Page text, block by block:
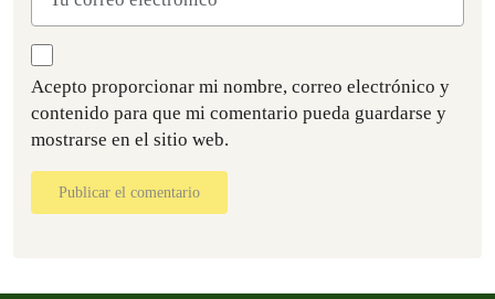
Acepto proporcionar mi nombre, correo electrónico y
contenido para que mi comentario pueda guardarse y
mostrarse en el sitio web.
Publicar el comentario